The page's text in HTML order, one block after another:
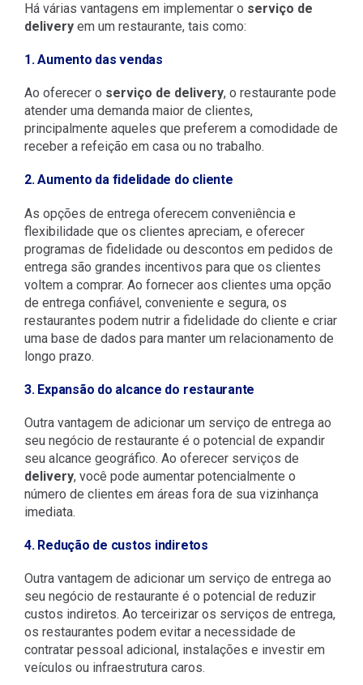
Há várias vantagens em implementar o serviço de
deliveryem um restaurante, tais como:
1. Aumento das vendas
Ao oferecer o serviço de delivery, o restaurante pode
atender uma demanda maior de clientes,
principalmente aqueles que preferem a comodidade de
receber a refeição em casa ou no trabalho.
2. Aumento da fidelidade do cliente
As opções de entrega oferecem conveniência e
flexibilidade que os clientes apreciam, e oferecer
programas de fidelidade ou descontos em pedidos de
entrega são grandes incentivos para que os clientes
voltem a comprar. Ao fornecer aos clientes uma opção
de entrega confiável, conveniente e segura, os
restaurantes podem nutrir a fidelidade do cliente e criar
uma base de dados para manter um relacionamento de
longo prazo.
3. Expansão do alcance do restaurante
Outra vantagem de adicionar um serviço de entrega ao
seu negócio de restaurante é o potencial de expandir
seu alcance geográfico. Ao oferecer serviços de
delivery, você pode aumentar potencialmente o
número de clientes em áreas fora de sua vizinhança
imediata.
4. Redução de custos indiretos
Outra vantagem de adicionar um serviço de entrega ao
seu negócio de restaurante é o potencial de reduzir
custos indiretos. Ao terceirizar os serviços de entrega,
os restaurantes podem evitar a necessidade de
contratar pessoal adicional, instalações e investir em
veículos ou infraestrutura caros.